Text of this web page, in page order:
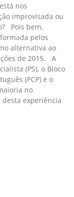
nos
improvisada ou
Pois bem,
pelos
alternativa ao
de 2015. A
(PS), o Bloco
(PCP) e o
no
experiência